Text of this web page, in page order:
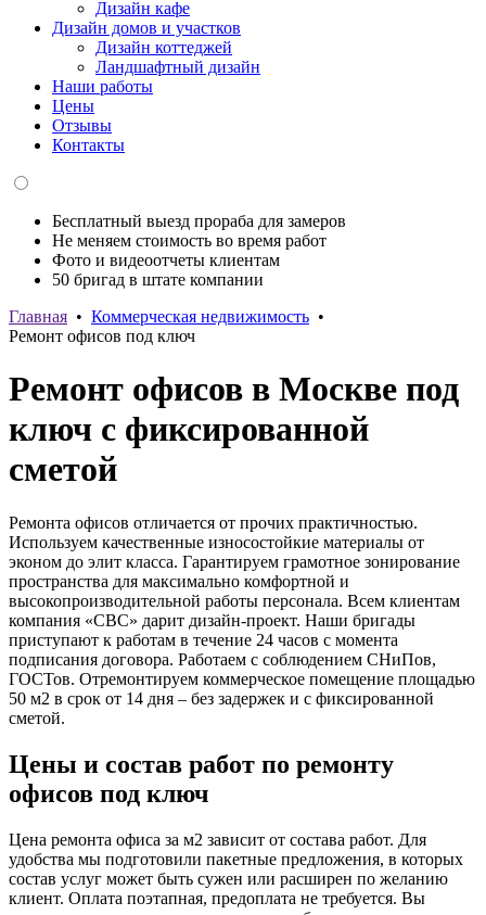
Дизайн кафе
Дизайн домов и участков
Дизайн коттеджей
Ландшафтный дизайн
Наши работы
Цены
Отзывы
Контакты
Бесплатный выезд прораба для замеров
Не меняем стоимость во время работ
Фото и видеоотчеты клиентам
50 бригад в штате компании
Главная • Коммерческая недвижимость •
Ремонт офисов под ключ
Ремонт офисов в Москве под
ключ с фиксированной
сметой
Ремонта офисов отличается от прочих практичностью.
Используем качественные износостойкие материалы от
эконом до элит класса. Гарантируем грамотное зонирование
пространства для максимально комфортной и
высокопроизводительной работы персонала. Всем клиентам
компания «СВС» дарит дизайн-проект. Наши бригады
приступают к работам в течение 24 часов с момента
подписания договора. Работаем с соблюдением СНиПов,
ГОСТов. Отремонтируем коммерческое помещение площадью
50 м2 в срок от 14 дня – без задержек и с фиксированной
сметой.
Цены и состав работ по ремонту
офисов под ключ
Цена ремонта офиса за м2 зависит от состава работ. Для
удобства мы подготовили пакетные предложения, в которых
состав услуг может быть сужен или расширен по желанию
клиент. Оплата поэтапная, предоплата не требуется. Вы